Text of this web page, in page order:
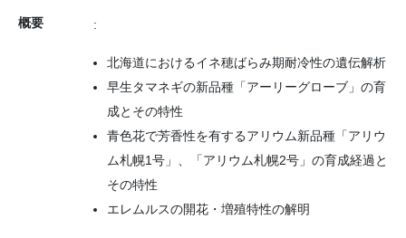
概要 :
北海道におけるイネ穂ばらみ期耐冷性の遺伝解析
早生タマネギの新品種「アーリーグローブ」の育
成とその特性
青色花で芳香性を有するアリウム新品種「アリウ
ム札幌1号」、「アリウム札幌2号」の育成経過と
その特性
エレムルスの開花・増殖特性の解明